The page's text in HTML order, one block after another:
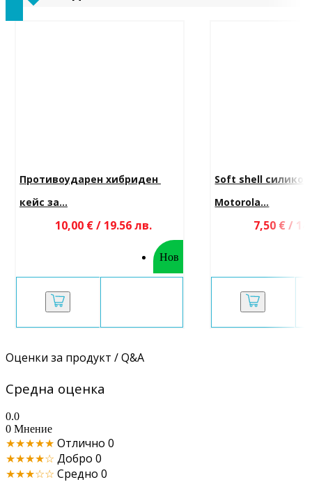
Противоударен хибриден
кейс за...
10,00 € / 19.56 лв.
Нов
Soft shell
Motorola...
7,50 € /
Оценки за продукт / Q&A
Средна оценка
0.0
0 Мнение
★★★★★ Отлично 0
★★★★☆ Добро 0
★★★☆☆ Средно 0